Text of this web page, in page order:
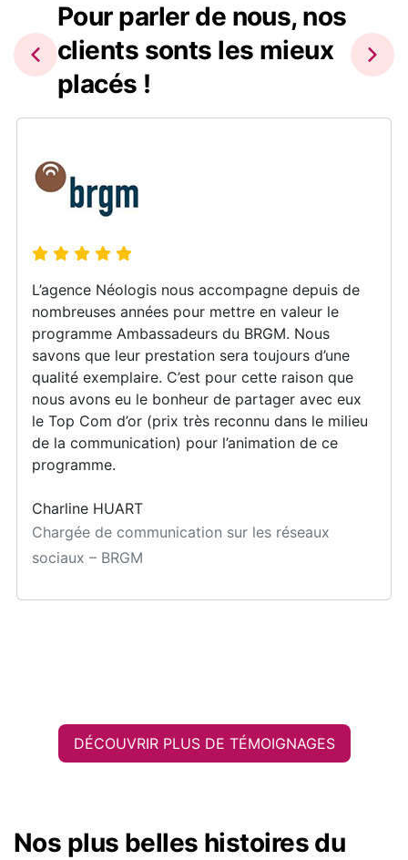
Pour parler de nous, nos
clients sonts les mieux
placés !
L’agence Néologis nous accompagne depuis de
nombreuses années pour mettre en valeur le
programme Ambassadeurs du BRGM. Nous
savons que leur prestation sera toujours d’une
qualité exemplaire. C’est pour cette raison que
nous avons eu le bonheur de partager avec eux
le Top Com d’or (prix très reconnu dans le milieu
de la communication) pour l’animation de ce
programme.
Charline HUART
Chargée de communication sur les réseaux
sociaux – BRGM
DÉCOUVRIR PLUS DE TÉMOIGNAGES
Nos plus belles histoires du